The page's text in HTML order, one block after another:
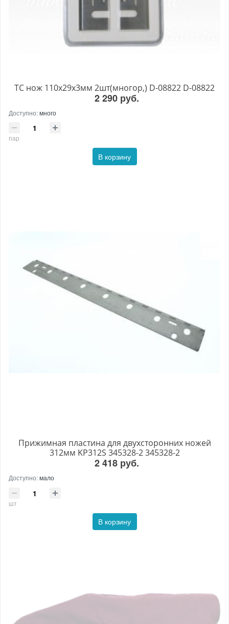
ТС нож 110х29х3мм 2шт(многор,) D-08822 D-08822
2 290 руб.
Доступно:много
пар
В корзину
Прижимная пластина для двухсторонних ножей
312мм KP312S 345328-2 345328-2
2 418 руб.
Доступно:мало
шт
В корзину